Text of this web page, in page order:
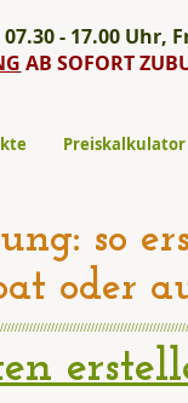
- 17.00 Uhr,
AB SOFORT
Preiskalkulator
so
oder